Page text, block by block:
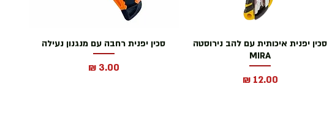
סכין יפנית איכותית עם להב נירוסטה
MIRA
מחיר
סכין יפנית רחבה עם מנגנון נעילה
מחיר